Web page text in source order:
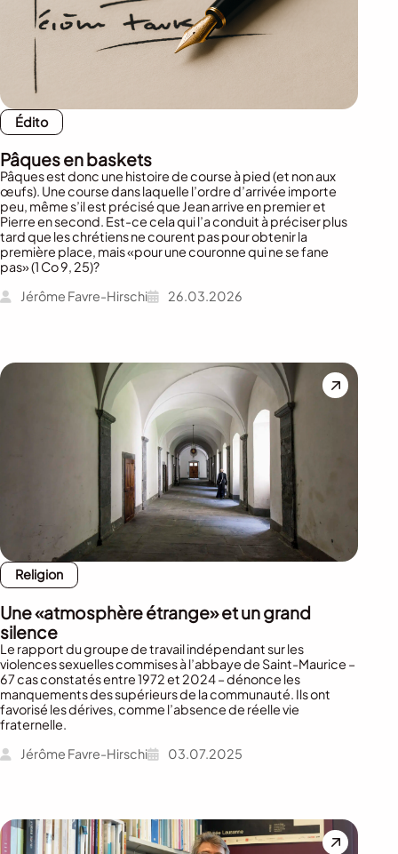
Édito
Pâques en baskets
Pâques est donc une histoire de course à pied (et non aux
œufs). Une course dans laquelle l’ordre d’arrivée importe
peu, même s’il est précisé que Jean arrive en premier et
Pierre en second. Est-ce cela qui l’a conduit à préciser plus
tard que les chrétiens ne courent pas pour obtenir la
première place, mais «pour une couronne qui ne se fane
pas» (1 Co 9, 25)?
Jérôme Favre-Hirschi
26.03.2026
Religion
Une «atmosphère étrange» et un grand
silence
Le rapport du groupe de travail indépendant sur les
violences sexuelles commises à l’abbaye de Saint-Maurice –
67 cas constatés entre 1972 et 2024 – dénonce les
manquements des supérieurs de la communauté. Ils ont
favorisé les dérives, comme l’absence de réelle vie
fraternelle.
Jérôme Favre-Hirschi
03.07.2025